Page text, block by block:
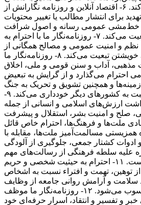
عمومی، خودداری می‌کند. ۶- اقتصاد آنلاین و روزنامه نگارانش از
برای انتشار مطالب یا تغییر محتویات
از خط‌مشی عمومی رسانه و اصول شرافت
حرفه ای خویش تبعیت می‌کند. ۷- روزنامه‌نگار ما با احترام به
نظم و امنیت عمومی و مصالح همگانی از
اصول شرافت حرفه‌ای خویشتن تبعیت می‌کند. ۸- روزنامه‌نگار ما
مذهبی، آداب و سنن قومی و ملی، اخلاق
احترام می‌گذارد و از گرایش به تبعیض
و همچنین تشویق و تحریک به جنگ
تجاوزکارانه نسبت به کشورهای دیگر خودداری می‌کند. ۹-
ارزش‌های اسلامی و انسانی از جمله
صلح و امنیت بشر، استقلال و پیشرفت
ملت‌ها و فرهنگ‌ها، احترام خاص قائل
همزیستی مسالمت‌آمیز ملت‌ها، مقابله با
کشتار جمعی، جلوگیری از آلودگی
علیه سلطه فرهنگی از رسالت‌های مهم
روزنامه‌نگاری است. ۱۱- احترام به حیثیت شخصی و حریم
توهین، تهمت و افتراء نسبت به اشخاص
و آرامش روانی جامعه از وظایف
روزنامه‌نگاران ما محسوب می‌شود. ۱۲- روزنامه‌نگار ما موظف
و تفسیر و انتقاد، اسرار حرفه‌ای خود